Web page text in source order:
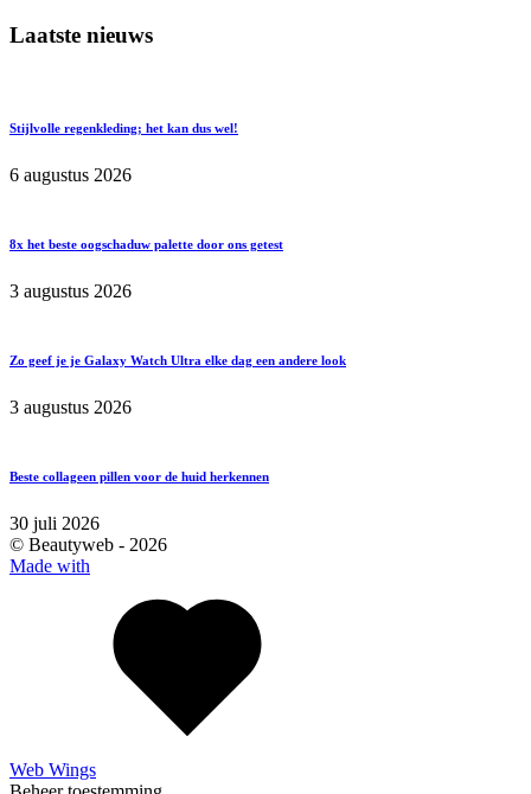
Laatste nieuws
Stijlvolle regenkleding; het kan dus wel!
6 augustus 2026
8x het beste oogschaduw palette door ons getest
3 augustus 2026
Zo geef je je Galaxy Watch Ultra elke dag een andere look
3 augustus 2026
Beste collageen pillen voor de huid herkennen
30 juli 2026
© Beautyweb - 2026
Made with
Web Wings